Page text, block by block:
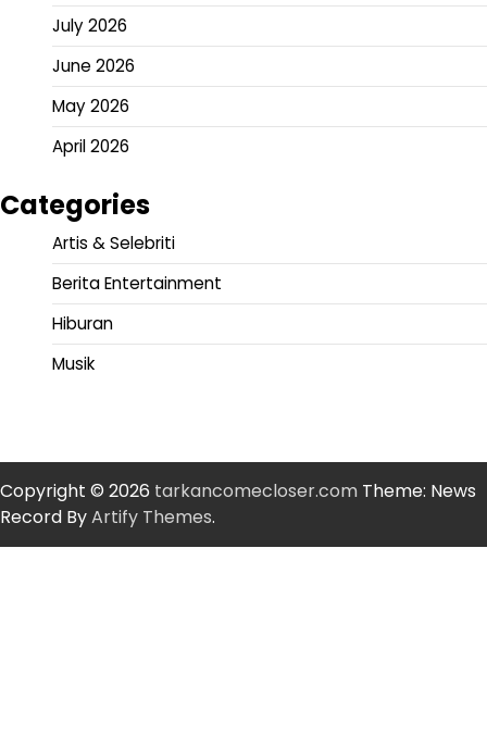
July 2026
June 2026
May 2026
April 2026
Categories
Artis & Selebriti
Berita Entertainment
Hiburan
Musik
Copyright © 2026 tarkancomecloser.com Theme: News
Record ByArtify Themes.